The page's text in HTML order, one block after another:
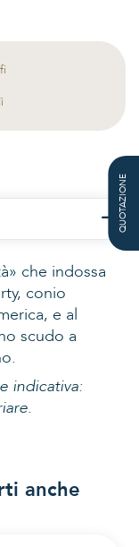
che indossa
conio
e al
scudo a
indicativa:
anche
QUOTAZIONE